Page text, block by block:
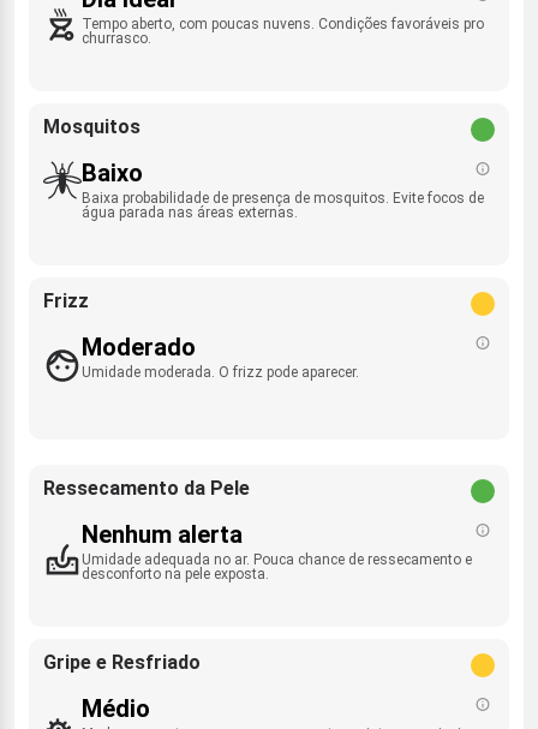
Tempo aberto, com poucas nuvens. Condições favoráveis pro
churrasco.
Mosquitos
Baixo
Baixa probabilidade de presença de mosquitos. Evite focos de
água parada nas áreas externas.
Frizz
Moderado
Umidade moderada. O frizz pode aparecer.
Ressecamento da Pele
Nenhum alerta
Umidade adequada no ar. Pouca chance de ressecamento e
desconforto na pele exposta.
Gripe e Resfriado
Médio